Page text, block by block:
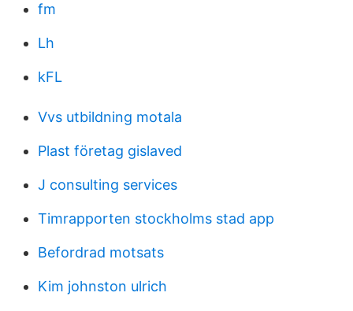
fm
Lh
kFL
Vvs utbildning motala
Plast företag gislaved
J consulting services
Timrapporten stockholms stad app
Befordrad motsats
Kim johnston ulrich